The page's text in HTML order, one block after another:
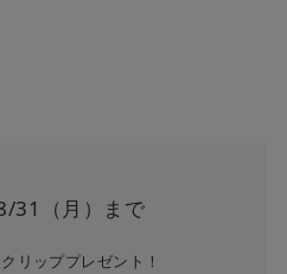
31（月）まで
リッププレゼント！